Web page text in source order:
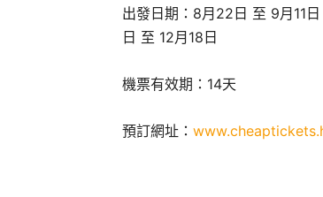
出發日期：8月22日 至 9月11
日 至 12月18日
機票有效期：14天
預訂網址：